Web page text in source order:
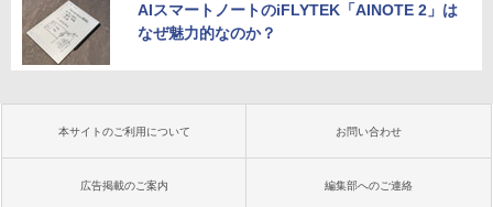
AIスマートノートのiFLYTEK「AINOTE 2」は
なぜ魅力的なのか？
本サイトのご利用について お問い合わせ
広告掲載のご案内 編集部へのご連絡